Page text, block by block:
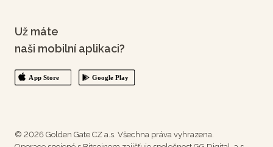
Už máte
naši mobilní aplikaci?
© 2026 Golden Gate CZ a.s. Všechna práva vyhrazena.